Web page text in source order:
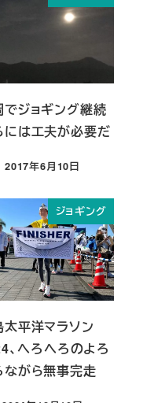
でジョギング継続
には工夫が必要だ
投稿日
2017年6月10日
ジョギング
太平洋マラソン
、へろへろのよろ
ながら無事完走